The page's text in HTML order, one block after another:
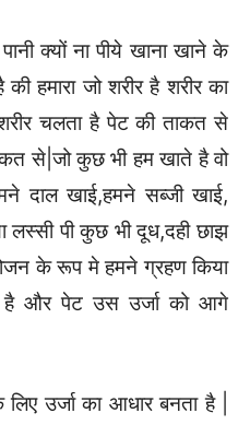
क्यों ना पीये खाना खाने के
हमारा जो शरीर है शरीर का
चलता है पेट की ताकत से
से|जो कुछ भी हम खाते है वो
दाल खाई,हमने सब्जी खाई,
लस्सी पी कुछ भी दूध,दही छाझ
के रूप मे हमने ग्रहण किया
है और पेट उस उर्जा को आगे
उर्जा का आधार बनता है |